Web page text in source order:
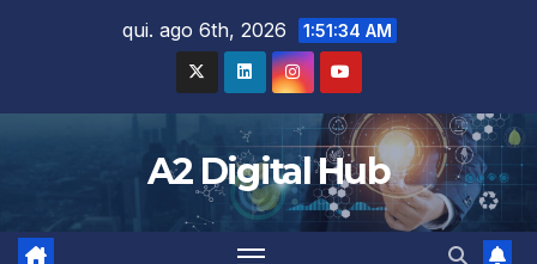
qui. ago 6th, 2026 1:51:35 AM
A2 Digital Hub